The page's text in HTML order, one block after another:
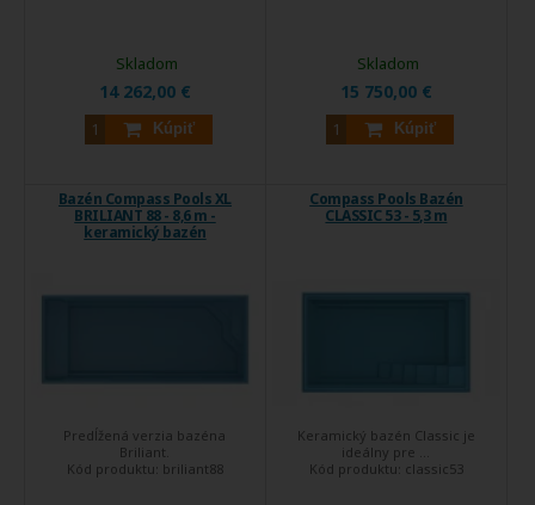
14 262,00 €
Kúpiť
Skladom
15 750,00 €
Kúpiť
Skladom
Bazén Compass Pools XL
BRILIANT 88 - 8,6 m -
keramický bazén
Predĺžená verzia bazéna
Briliant.
Kód produktu: briliant88
Compass Pools Bazén
CLASSIC 53 - 5,3 m
Keramický bazén Classic je
ideálny pre ...
Kód produktu: classic53